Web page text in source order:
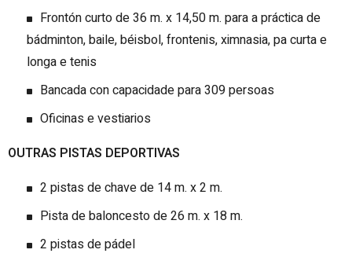
Frontón curto de 36 m. x 14,50 m. para a práctica de
bádminton, baile, béisbol, frontenis, ximnasia, pa curta e
longa e tenis
Bancada con capacidade para 309 persoas
Oficinas e vestiarios
OUTRAS PISTAS DEPORTIVAS
2 pistas de chave de 14 m. x 2 m.
Pista de baloncesto de 26 m. x 18 m.
2 pistas de pádel